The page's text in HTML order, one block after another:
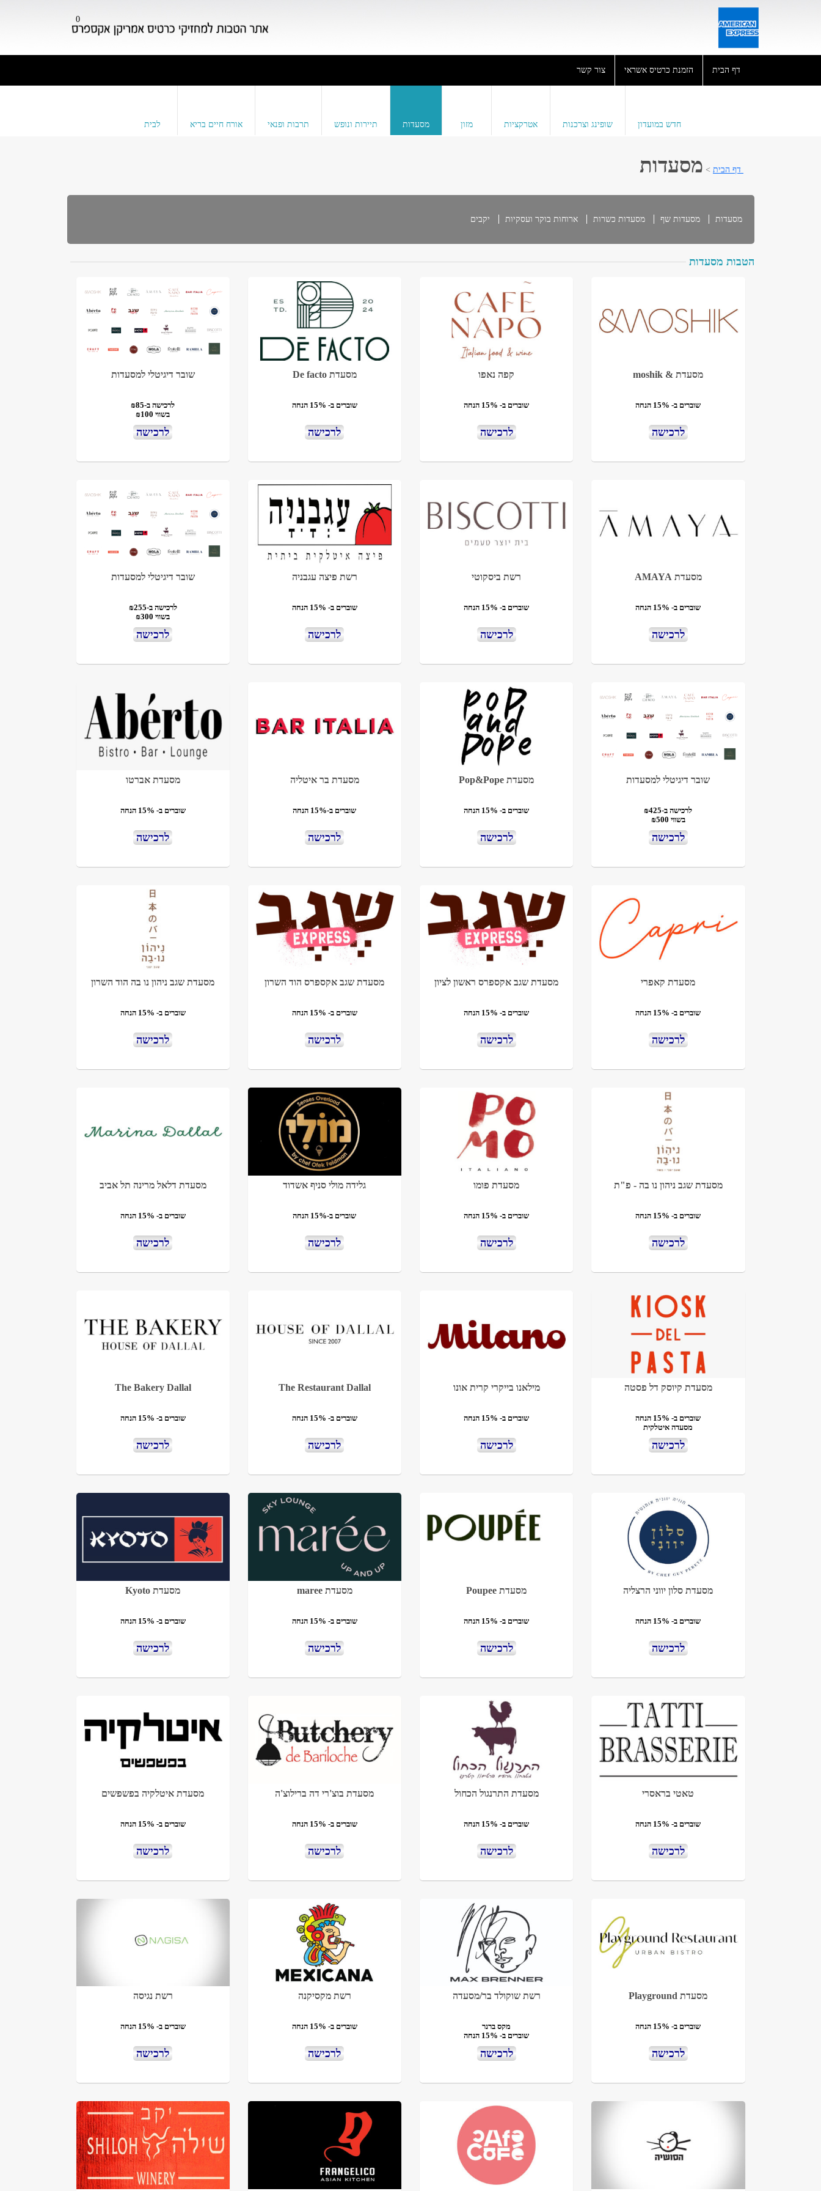
0
דף הבית הזמנת כרטיס אשראי צור קשר
חדש במועדון שופינג וצרכנות אטרקציות מזון מסעדות תיירות ונופש תרבות ופנאי אורח חיים בריא לבית
דף הבית > מסעדות
מסעדות מסעדות שף מסעדות כשרות ארוחות בוקר ועסקיות יקבים
הטבות מסעדות
מסעדת & moshik
שוברים ב- 15% הנחה
לרכישה
קפה נאפו
שוברים ב- 15% הנחה
לרכישה
מסעדת De facto
שוברים ב- 15% הנחה
לרכישה
שובר דיגיטלי למסעדות
לרכישה ב-₪85
בשווי ₪100
לרכישה
מסעדת AMAYA
שוברים ב- 15% הנחה
לרכישה
רשת ביסקוטי
שוברים ב- 15% הנחה
לרכישה
רשת פיצה עגבניה
שוברים ב- 15% הנחה
לרכישה
שובר דיגיטלי למסעדות
לרכישה ב-₪255
בשווי ₪300
לרכישה
שובר דיגיטלי למסעדות
לרכישה ב-₪425
בשווי ₪500
לרכישה
מסעדת Pop&Pope
שוברים ב- 15% הנחה
לרכישה
מסעדת בר איטליה
שוברים ב-15% הנחה
לרכישה
מסעדת אברטו
שוברים ב- 15% הנחה
לרכישה
מסעדת קאפרי
שוברים ב- 15% הנחה
לרכישה
מסעדת שגב אקספרס ראשון לציון
שוברים ב- 15% הנחה
לרכישה
מסעדת שגב אקספרס הוד השרון
שוברים ב- 15% הנחה
לרכישה
מסעדת שגב ניהון נו בה הוד השרון
שוברים ב- 15% הנחה
לרכישה
מסעדת שגב ניהון נו בה - פ"ת
שוברים ב- 15% הנחה
לרכישה
מסעדת פומו
שוברים ב- 15% הנחה
לרכישה
גלידה מולי סניף אשדוד
שוברים ב-15% הנחה
לרכישה
מסעדת דלאל מרינה תל אביב
שוברים ב- 15% הנחה
לרכישה
מסעדת קיוסק דל פסטה
שוברים ב- 15% הנחה
מסעדה איטלקית
לרכישה
מילאנו בייקרי קרית אונו
שוברים ב- 15% הנחה
לרכישה
The Restaurant Dallal
שוברים ב- 15% הנחה
לרכישה
The Bakery Dallal
שוברים ב- 15% הנחה
לרכישה
מסעדת סלון יווני הרצליה
שוברים ב- 15% הנחה
לרכישה
מסעדת Poupee
שוברים ב- 15% הנחה
לרכישה
מסעדת maree
שוברים ב- 15% הנחה
לרכישה
מסעדת Kyoto
שוברים ב- 15% הנחה
לרכישה
טאטי בראסרי
שוברים ב- 15% הנחה
לרכישה
מסעדת התרנגול הכחול
שוברים ב- 15% הנחה
לרכישה
מסעדת בוצ'רי דה ברילוצ'ה
שוברים ב- 15% הנחה
לרכישה
מסעדת איטלקיה בפשפשים
שוברים ב- 15% הנחה
לרכישה
מסעדת Playground
שוברים ב- 15% הנחה
לרכישה
רשת שוקולד בר/מסעדה
מקס ברנר
שוברים ב- 15% הנחה
לרכישה
רשת מקסיקנה
שוברים ב- 15% הנחה
לרכישה
רשת נגיסה
שוברים ב- 15% הנחה
לרכישה